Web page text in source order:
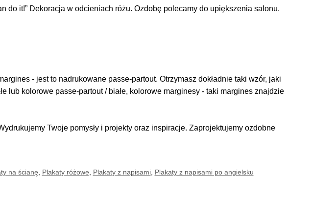
do it!” Dekoracja w odcieniach różu. Ozdobę polecamy do upiększenia salonu.
- jest to nadrukowane passe-partout. Otrzymasz dokładnie taki wzór, jaki
kolorowe passe-partout / białe, kolorowe marginesy - taki margines znajdzie
Twoje pomysły i projekty oraz inspiracje. Zaprojektujemy ozdobne
na ścianę, Plakaty różowe, Plakaty z napisami, Plakaty z napisami po angielsku